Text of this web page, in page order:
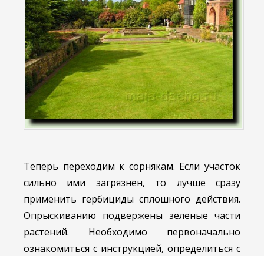
Теперь переходим к сорнякам. Если участок
сильно ими загрязнен, то лучше сразу
применить гербициды сплошного действия.
Опрыскиванию подвержены зеленые части
растений. Необходимо первоначально
ознакомиться с инструкцией, определиться с